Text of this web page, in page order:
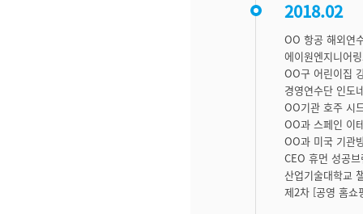
2018.02
OO 항공 해외연
에이원엔지니어
OO구 어린이집
경영연수단 인도
OO기관 호주 시
OO과 스페인 이
OO과 미국 기관
CEO 휴먼 성공
산업기술대학교
제2차 [공영 홈쇼